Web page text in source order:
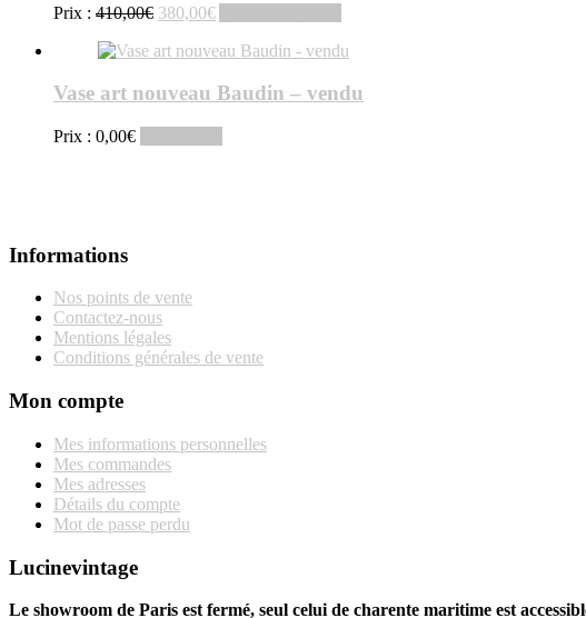
Prix : 410,00€ Le
initial
410,00€.
380,00€Le
actuel
380,00€.
Vase art nouveau Baudin – vendu
Prix : 0,00€
Informations
Nos points de vente
Contactez-nous
Mentions légales
Conditions générales de vente
Mon compte
Mes informations personnelles
Mes commandes
Mes adresses
Détails du compte
Mot de passe perdu
Lucinevintage
Le showroom de Paris est fermé, seul celui de charente maritime est